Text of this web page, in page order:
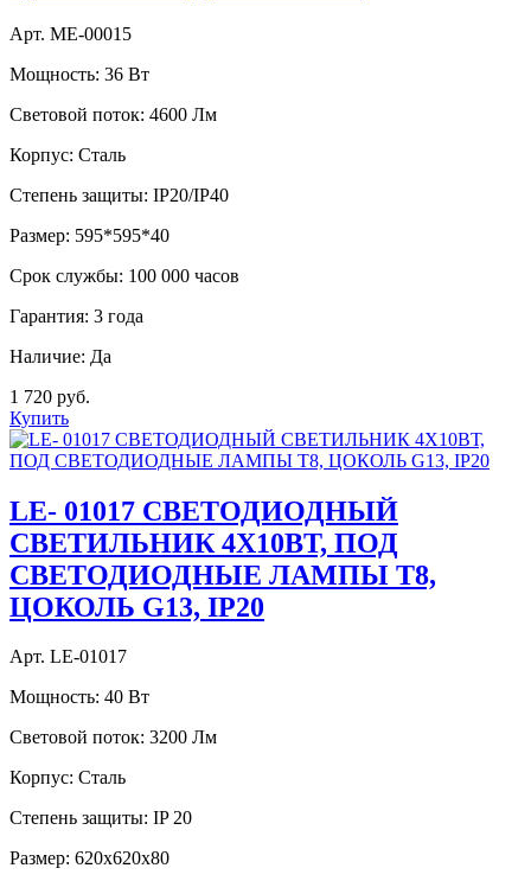
Арт. МЕ-00015
Мощность: 36 Вт
Световой поток: 4600 Лм
Корпус: Сталь
Степень защиты: IP20/IP40
Размер: 595*595*40
Срок службы: 100 000 часов
Гарантия: 3 года
Наличие: Да
1 720 руб.
Купить
LE- 01017 СВЕТОДИОДНЫЙ
СВЕТИЛЬНИК 4Х10ВТ, ПОД
СВЕТОДИОДНЫЕ ЛАМПЫ Т8,
ЦОКОЛЬ G13, IP20
Арт. LE-01017
Мощность: 40 Вт
Световой поток: 3200 Лм
Корпус: Сталь
Степень защиты: IP 20
Размер: 620х620х80